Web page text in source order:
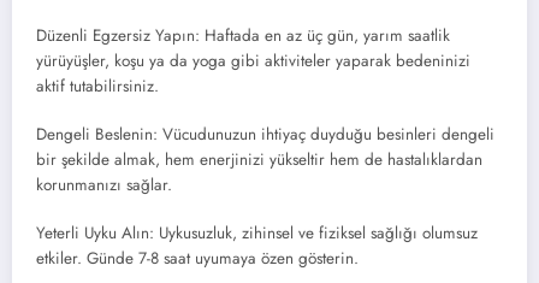
Düzenli Egzersiz Yapın: Haftada en az üç gün, yarım saatlik
yürüyüşler, koşu ya da yoga gibi aktiviteler yaparak bedeninizi
aktif tutabilirsiniz.
Dengeli Beslenin: Vücudunuzun ihtiyaç duyduğu besinleri dengeli
bir şekilde almak, hem enerjinizi yükseltir hem de hastalıklardan
korunmanızı sağlar.
Yeterli Uyku Alın: Uykusuzluk, zihinsel ve fiziksel sağlığı olumsuz
etkiler. Günde 7-8 saat uyumaya özen gösterin.